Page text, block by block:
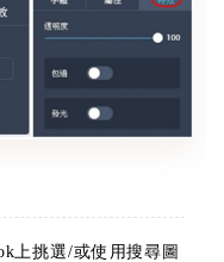
上挑選/或使用搜尋圖